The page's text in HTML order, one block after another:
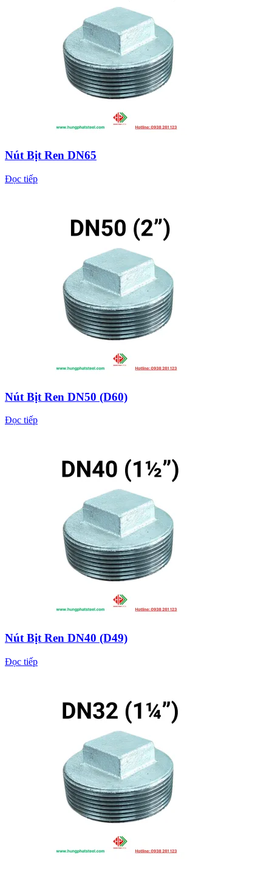
Nút Bịt Ren DN65
Đọc tiếp
Nút Bịt Ren DN50 (D60)
Đọc tiếp
Nút Bịt Ren DN40 (D49)
Đọc tiếp